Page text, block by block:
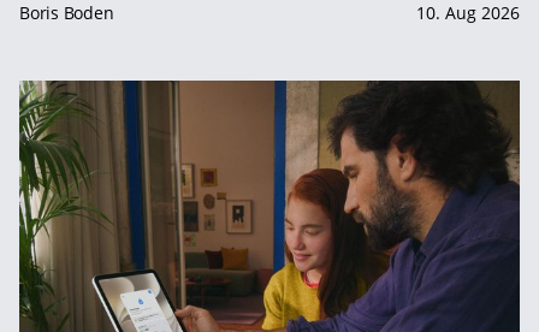
Boris Boden 10. Aug 2026